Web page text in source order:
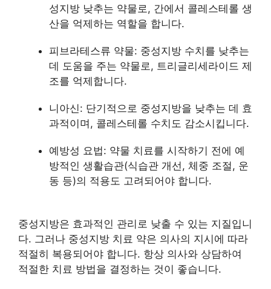
성지방 낮추는 약물로, 간에서 콜레스테롤 생
산을 억제하는 역할을 합니다.
피브라테스류 약물: 중성지방 수치를 낮추는
데 도움을 주는 약물로, 트리글리세라이드 제
조를 억제합니다.
니아신: 단기적으로 중성지방을 낮추는 데 효
과적이며, 콜레스테롤 수치도 감소시킵니다.
예방성 요법: 약물 치료를 시작하기 전에 예
방적인 생활습관(식습관 개선, 체중 조절, 운
동 등)의 적용도 고려되어야 합니다.
중성지방은 효과적인 관리로 낮출 수 있는 지질입니
다. 그러나 중성지방 치료 약은 의사의 지시에 따라
적절히 복용되어야 합니다. 항상 의사와 상담하여
적절한 치료 방법을 결정하는 것이 좋습니다.